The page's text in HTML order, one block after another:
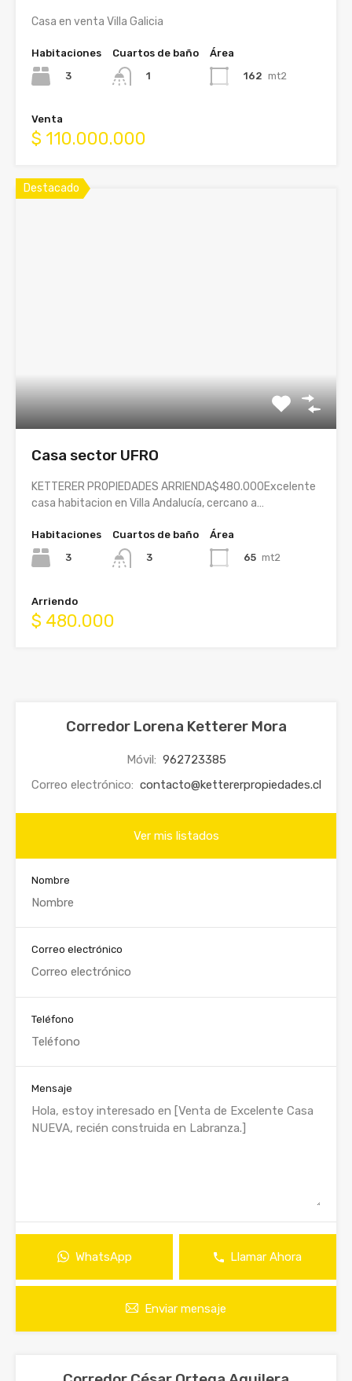
Casa en venta Villa Galicia
Habitaciones
3
Cuartos de baño
1
Área
162 mt2
Venta
$ 110.000.000
Destacado
Casa sector UFRO
KETTERER PROPIEDADES ARRIENDA$480.000Excelente
casa habitacion en Villa Andalucía, cercano a…
Habitaciones
3
Cuartos de baño
3
Área
65 mt2
Arriendo
$ 480.000
Corredor Lorena Ketterer Mora
Móvil: 962723385
Correo electrónico: contacto@kettererpropiedades.cl
Ver mis listados
Nombre
Correo electrónico
Teléfono
Mensaje
WhatsApp Llamar Ahora
Enviar mensaje